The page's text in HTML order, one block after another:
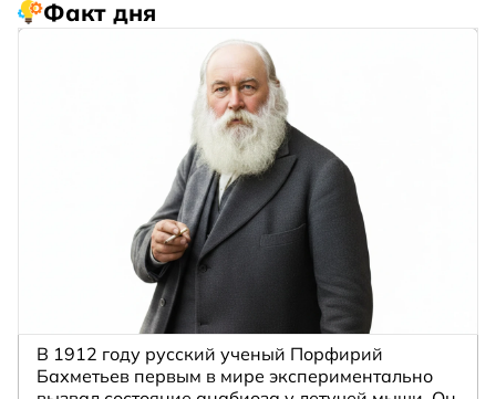
Факт дня
В 1912 году русский ученый Порфирий
Бахметьев первым в мире экспериментально